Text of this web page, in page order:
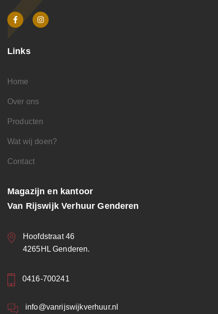
Links
Home
Over ons
Producten
Wat wij doen?
Contact
Magazijn en kantoor
Van Rijswijk Verhuur Genderen
Hoofdstraat 46
4265HL Genderen.
0416-700241
info@vanrijswijkverhuur.nl